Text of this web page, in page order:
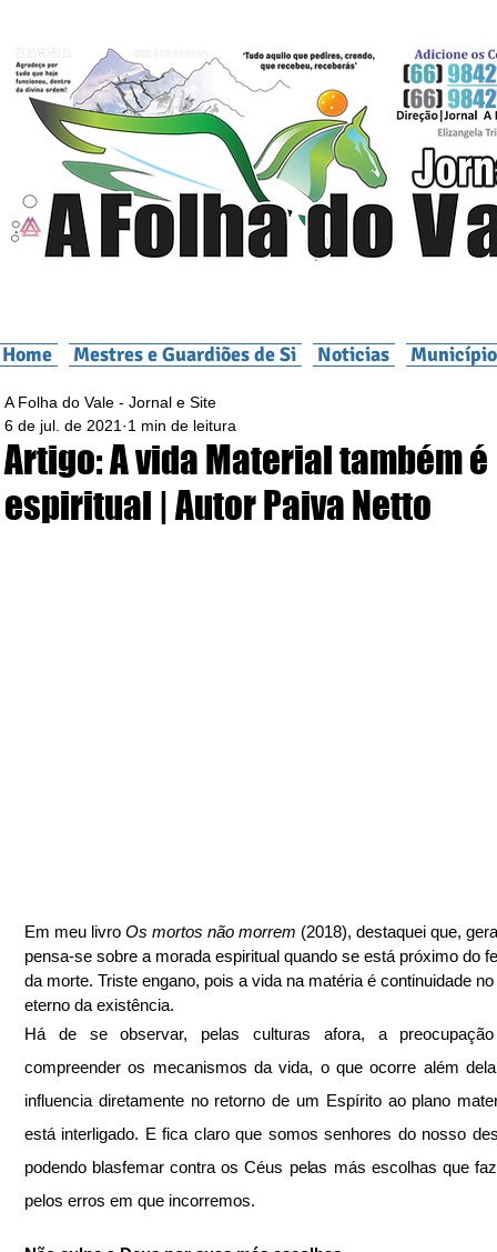
Home Mestres e Guardiões de Si Noticias
Artigo: A vida Material também é
espiritual | Autor Paiva Netto
A Folha do Vale - Jornal e Site
6 de jul. de 2021 1 min de leitura
Em meu livro Os mortos não morrem (2018), destaquei que,
pensa-se sobre a morada espiritual quando se está próximo do
da morte. Triste engano, pois a vida na matéria é continuidade
eterno da existência.
Há de se observar, pelas culturas afora, a
compreender os mecanismos da vida, o que ocorre além
influencia diretamente no retorno de um Espírito ao plano
está interligado. E fica claro que somos senhores do nosso
podendo blasfemar contra os Céus pelas más escolhas que
pelos erros em que incorremos.